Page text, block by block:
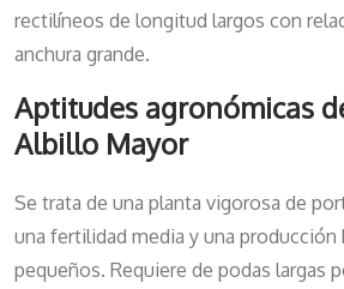
rectilíneos de longitud largos con
anchura grande.
Aptitudes agronómicas
Albillo Mayor
Se trata de una planta vigorosa de
una fertilidad media y una producción
pequeños. Requiere de podas largas